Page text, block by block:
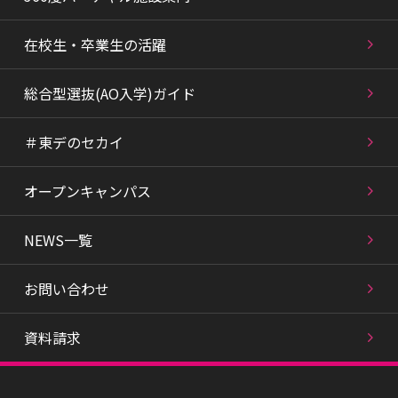
在校生・卒業生の活躍
総合型選抜(AO入学)ガイド
＃東デのセカイ
オープンキャンパス
NEWS一覧
お問い合わせ
資料請求